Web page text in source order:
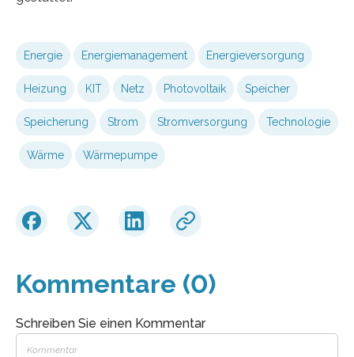
Energie Energiemanagement Energieversorgung
Heizung KIT Netz Photovoltaik Speicher
Speicherung Strom Stromversorgung Technologie
Wärme Wärmepumpe
Kommentare (0)
Schreiben Sie einen Kommentar